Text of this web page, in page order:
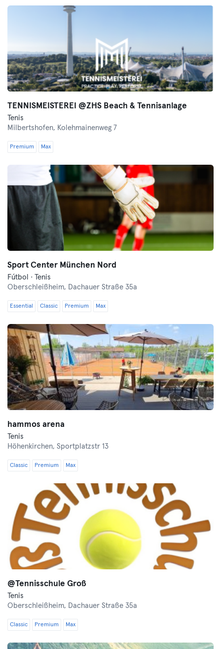
TENNISMEISTEREI @ZHS Beach & Tennisanlage
Tenis
Milbertshofen, Kolehmainenweg 7
Premium Max
Sport Center München Nord
Fútbol · Tenis
Oberschleißheim, Dachauer Straße 35a
Essential Classic Premium Max
hammos arena
Tenis
Höhenkirchen, Sportplatzstr 13
Classic Premium Max
@Tennisschule Groß
Tenis
Oberschleißheim, Dachauer Straße 35a
Classic Premium Max